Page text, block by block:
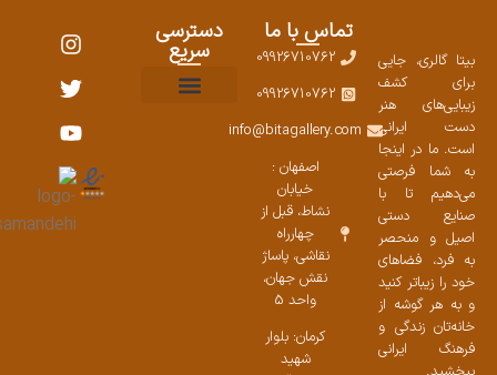
بیتا گالری، جایی
برای کشف
زیبایی‌های هنر
دست ایرانی
است. ما در اینجا
به شما فرصتی
می‌دهیم تا با
صنایع دستی
اصیل و منحصر
به فرد، فضاهای
خود را زیباتر کنید
و به هر گوشه از
خانه‌تان زندگی و
فرهنگ ایرانی
تماس با ما
09926710762
09926710762
info@bitagallery.com
اصفهان :
خیابان
نشاط، قبل از
چهارراه
نقاشی، پاساژ
نقش جهان،
واحد 5
کرمان: بلوار
شهید
دسترسی
سریع